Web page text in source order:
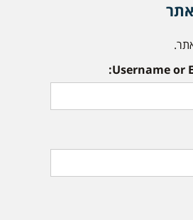
Username or